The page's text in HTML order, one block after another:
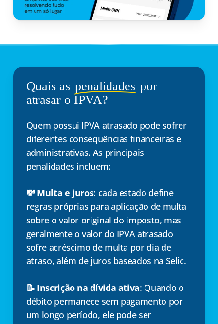
Quais as penalidades por
atrasar o IPVA?
Quem possui IPVA atrasado pode sofrer
diferentes consequências financeiras e
administrativas. As principais
penalidades incluem:
💸 Multa e juros: cada estado define
regras próprias para aplicação de multa
sobre o valor original do imposto, mas
geralmente o valor do IPVA atrasado
sofre acréscimo de multa por dia de
atraso, além de juros baseados na Selic.
📝 Inscrição na dívida ativa: Quando o
débito permanece sem pagamento por
um longo período, ele pode ser